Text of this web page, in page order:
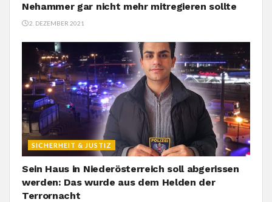
Nehammer gar nicht mehr mitregieren sollte
2. DEZEMBER 2021
SICHERHEIT & JUSTIZ
Sein Haus in Niederösterreich soll abgerissen
werden: Das wurde aus dem Helden der
Terrornacht